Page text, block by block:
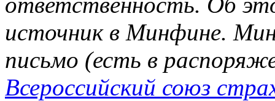
источник в Минфине.
письмо (есть в
Всероссийский союз